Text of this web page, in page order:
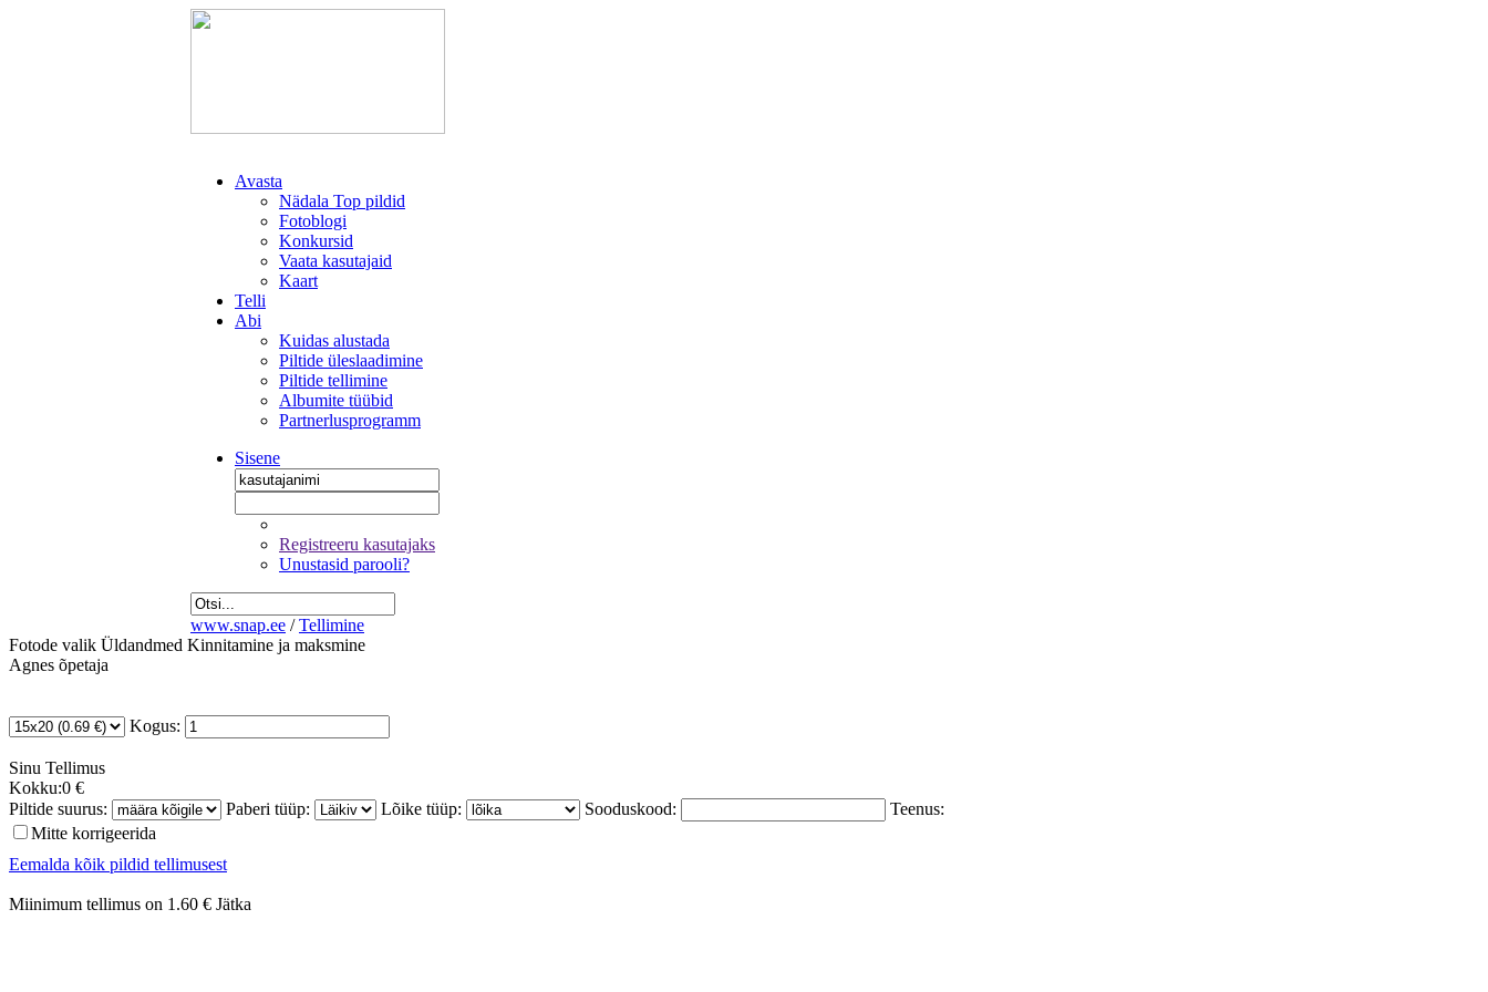
Avasta
Nädala Top pildid
Fotoblogi
Konkursid
Vaata kasutajaid
Kaart
Telli
Abi
Kuidas alustada
Piltide üleslaadimine
Piltide tellimine
Albumite tüübid
Partnerlusprogramm
Sisene
Registreeru kasutajaks
Unustasid parooli?
www.snap.ee / Tellimine
Fotode valik Üldandmed Kinnitamine ja maksmine
Agnes õpetaja
Kogus:
Sinu Tellimus
Kokku:0 €
Piltide suurus:
Paberi tüüp: Lõike tüüp: Sooduskood:
Teenus:
Mitte korrigeerida
Eemalda kõik pildid tellimusest
Miinimum tellimus on 1.60 € Jätka